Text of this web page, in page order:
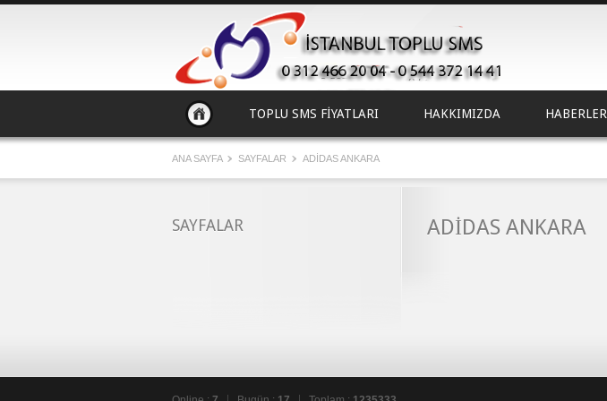
TOPLU SMS FİYATLARI HAKKIMIZDA HABERLER
ANA SAYFA SAYFALAR ADİDAS ANKARA
ADİDAS ANKARA
SAYFALAR